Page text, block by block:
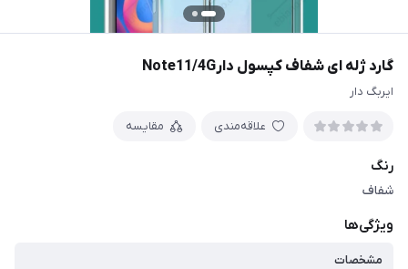
گارد ژله ای شفاف کپسول دارNote11/4G
ایربگ دار
علاقه‌مندی مقایسه
رنگ
شفاف
ویژگی‌ها
مشخصات